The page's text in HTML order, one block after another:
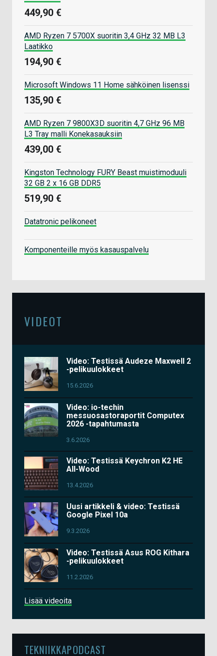
449,90 €
AMD Ryzen 7 5700X suoritin 3,4 GHz 32 MB L3
Laatikko
194,90 €
Microsoft Windows 11 Home sähköinen lisenssi
135,90 €
AMD Ryzen 7 9800X3D suoritin 4,7 GHz 96 MB
L3 Tray malli Konekasauksiin
439,00 €
Kingston Technology FURY Beast muistimoduuli
32 GB 2 x 16 GB DDR5
519,90 €
Datatronic pelikoneet
Komponenteille myös kasauspalvelu
VIDEOT
Video: Testissä Audeze Maxwell 2
-pelikuulokkeet
15.6.2026
Video: io-techin
messuosastoraportit Computex
2026 -tapahtumasta
3.6.2026
Video: Testissä Keychron K2 HE
All-Wood
13.4.2026
Uusi artikkeli & video: Testissä
Google Pixel 10a
9.3.2026
Video: Testissä Asus ROG Kithara
-pelikuulokkeet
11.2.2026
Lisää videoita
TEKNIIKKAPODCAST